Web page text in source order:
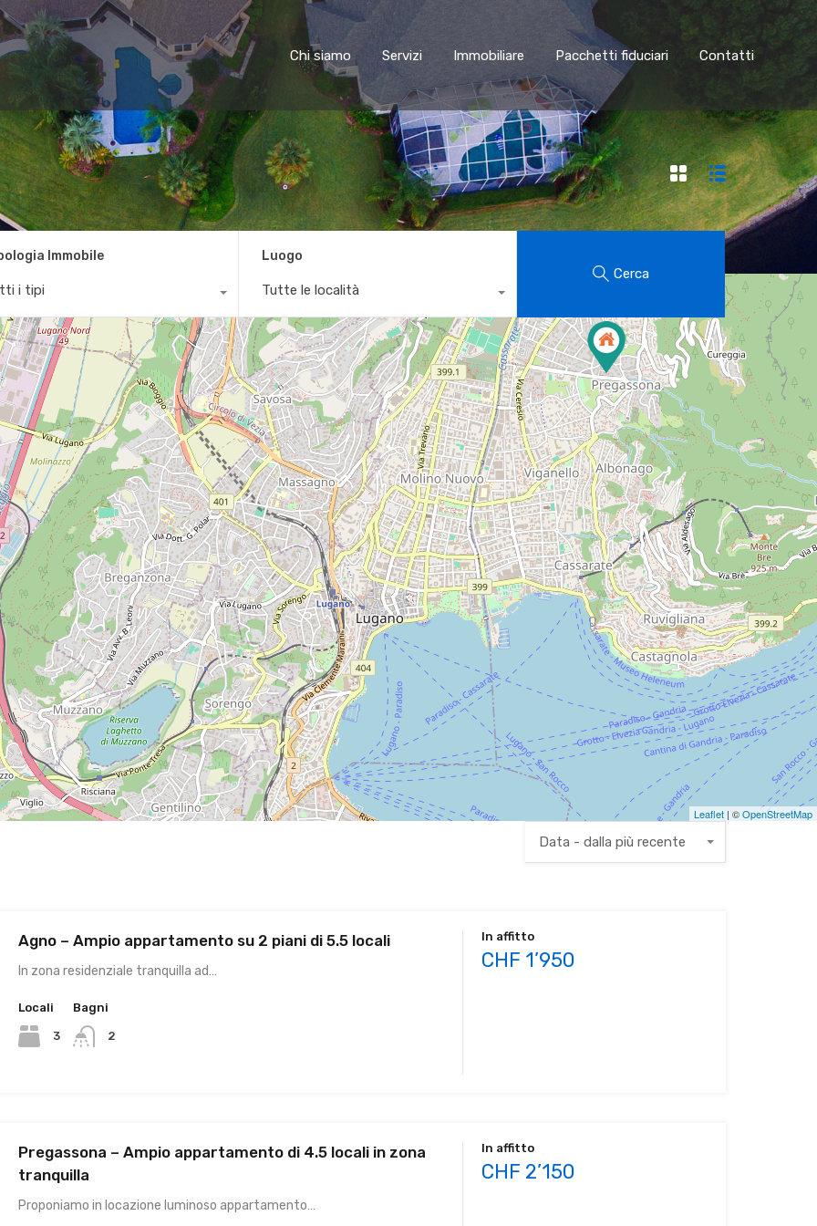
Chi siamo Immobiliare Pacchetti fiduciari Contatti
Chi siamo Servizi Immobiliare Pacchetti fiduciari Contatti
Immobile
i tipi
Luogo
Tutte le località
Cerca
Leaflet | ©OpenStreetMap
Data - dalla più recente
Agno – Ampio appartamento su 2 piani di 5.5 locali
In zona residenziale tranquilla ad…
Locali
3
Bagni
2
In affitto
CHF 1’950
Pregassona – Ampio appartamento di 4.5 locali in zona
tranquilla
Proponiamo in locazione luminoso appartamento…
In affitto
CHF 2’150